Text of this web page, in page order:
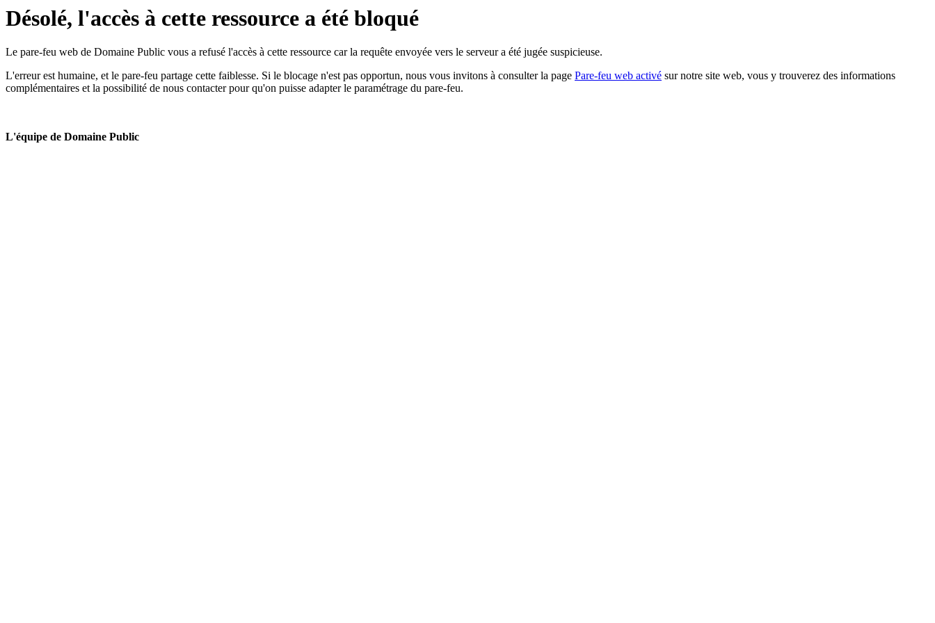
Désolé, l'accès à cette ressource a été bloqué
Le pare-feu web de Domaine Public vous a refusé l'accès à cette ressource car la requête envoyée vers le serveur a été jugée suspicieuse.
L'erreur est humaine, et le pare-feu partage cette faiblesse. Si le blocage n'est pas opportun, nous vous invitons à consulter la page Pare-feu web activé sur notre site web, vous y trouverez des informations
complémentaires et la possibilité de nous contacter pour qu'on puisse adapter le paramétrage du pare-feu.
L'équipe de Domaine Public